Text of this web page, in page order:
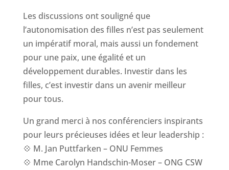
Les discussions ont souligné que
l’autonomisation des filles n’est pas seulement
un impératif moral, mais aussi un fondement
pour une paix, une égalité et un
développement durables. Investir dans les
filles, c’est investir dans un avenir meilleur
pour tous.
Un grand merci à nos conférenciers inspirants
pour leurs précieuses idées et leur leadership :
💠 M. Jan Puttfarken – ONU Femmes
💠 Mme Carolyn Handschin-Moser – ONG CSW